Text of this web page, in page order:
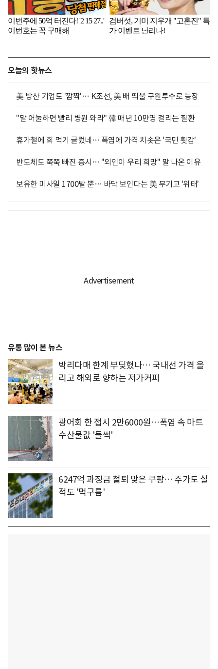
오늘의 핫뉴스
美 방산 기업도 '깜짝'… K조선, 美 배 띄울 구원투수로 등장
"말 어눌하면 빨리 병원 와라" 韓 매년 10만명 걸리는 질환
휴가철에 회 먹기 글렀네… 폭염에 가격 치솟은 '국민 횟감'
반도체도 쭉쭉 빠진 증시… "외인이 우리 희망" 말 나온 이유
보유한 미사일 1700발 뿐… 바닥 보인다는 美 무기고 '위태'
유통 많이 본 뉴스
박리다매 한계 부딪혔나… 국내선 가격 올
리고 해외로 향하는 저가커피
광어회 한 접시 2만6000원…폭염 속 마트
수산물값 '들썩'
6247억 과징금 철퇴 맞은 쿠팡… 주가도 실
적도 '먹구름'